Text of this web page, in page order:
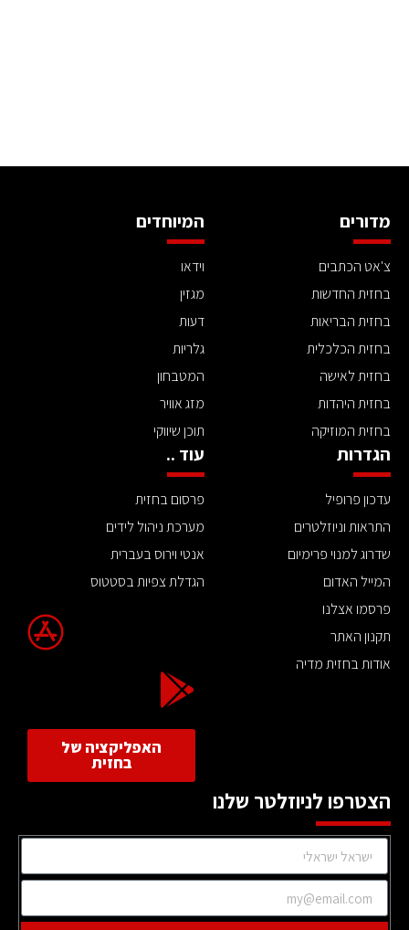
מדורים
צ'אט הכתבים
בחזית החדשות
בחזית הבריאות
בחזית הכלכלית
בחזית לאישה
בחזית היהדות
בחזית המוזיקה
המיוחדים
וידאו
מגזין
דעות
גלריות
המטבחון
מזג אוויר
תוכן שיווקי
הגדרות
עדכון פרופיל
התראות וניוזלטרים
שדרוג למנוי פרימיום
המייל האדום
פרסמו אצלנו
תקנון האתר
אודות בחזית מדיה
עוד ..
פרסום בחזית
מערכת ניהול לידים
אנטי וירוס בעברית
הגדלת צפיות בסטטוס
האפליקציה של
בחזית
הצטרפו לניוזלטר שלנו